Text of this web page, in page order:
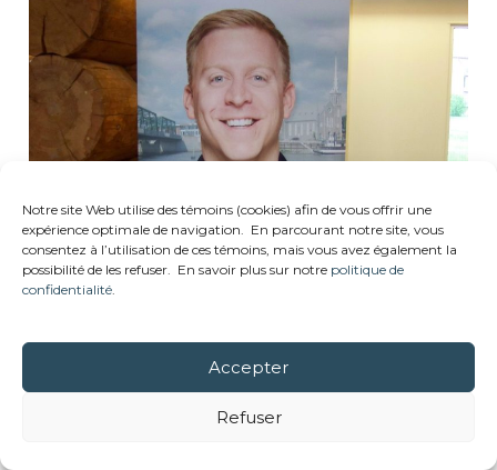
Notre site Web utilise des témoins (cookies) afin de vous offrir une
expérience optimale de navigation. En parcourant notre site, vous
consentez à l’utilisation de ces témoins, mais vous avez également la
possibilité de les refuser. En savoir plus sur notre politique de
confidentialité.
Accepter
Refuser